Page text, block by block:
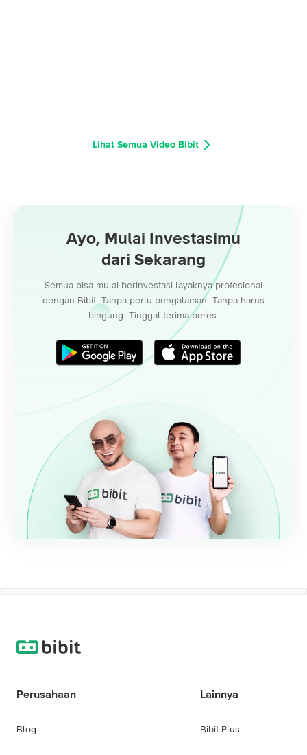
Lihat Semua Video Bibit
Ayo, Mulai Investasimu
dari Sekarang
Semua bisa mulai berinvestasi layaknya profesional
dengan Bibit. Tanpa perlu pengalaman. Tanpa harus
bingung. Tinggal terima beres.
Perusahaan
Blog
Lainnya
Bibit Plus